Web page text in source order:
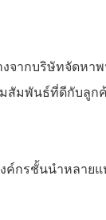
จากบริษัทจัดหา
สัมพันธ์ที่ดีกับลูก
งค์กรชั้นนำหลา